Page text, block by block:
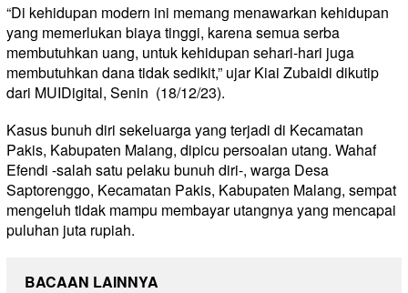
“Di kehidupan modern ini memang menawarkan kehidupan
yang memerlukan biaya tinggi, karena semua serba
membutuhkan uang, untuk kehidupan sehari-hari juga
membutuhkan dana tidak sedikit,” ujar Kiai Zubaidi dikutip
dari MUIDigital, Senin (18/12/23).
Kasus bunuh diri sekeluarga yang terjadi di Kecamatan
Pakis, Kabupaten Malang, dipicu persoalan utang. Wahaf
Efendi -salah satu pelaku bunuh diri-, warga Desa
Saptorenggo, Kecamatan Pakis, Kabupaten Malang, sempat
mengeluh tidak mampu membayar utangnya yang mencapai
puluhan juta rupiah.
BACAAN LAINNYA